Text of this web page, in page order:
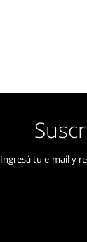
Ingresá tu e-mail y